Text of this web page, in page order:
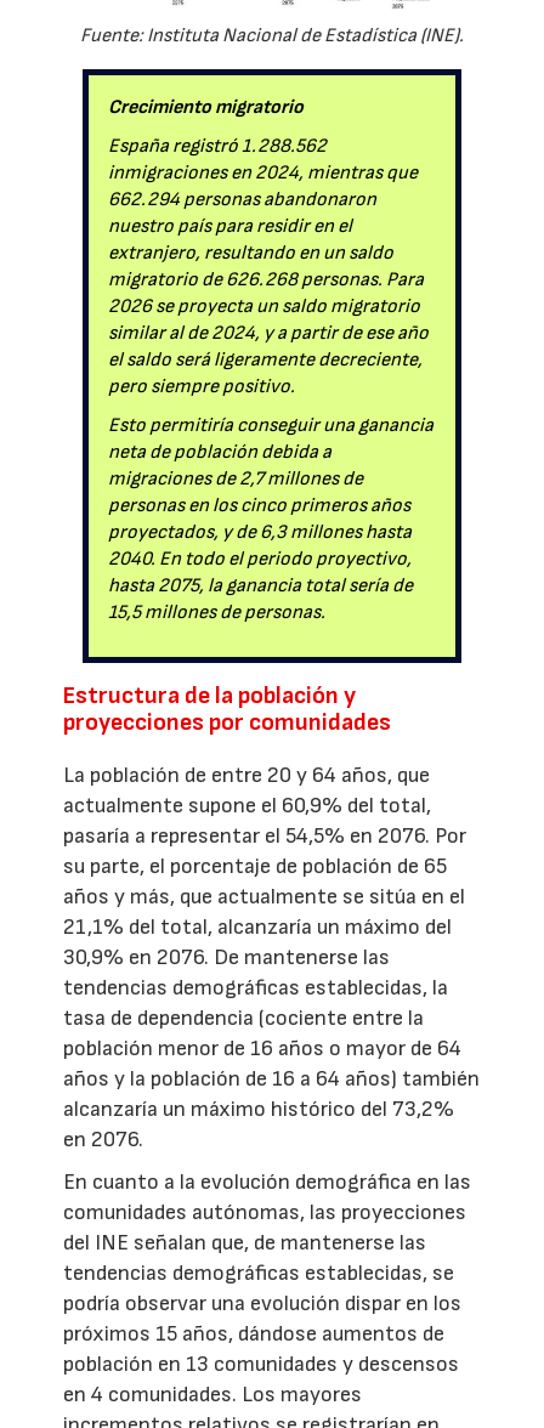
Fuente: Instituta Nacional de Estadística (INE).
Crecimiento migratorio
España registró 1.288.562
inmigraciones en 2024, mientras que
662.294 personas abandonaron
nuestro país para residir en el
extranjero, resultando en un saldo
migratorio de 626.268 personas. Para
2026 se proyecta un saldo migratorio
similar al de 2024, y a partir de ese año
el saldo será ligeramente decreciente,
pero siempre positivo.
Esto permitiría conseguir una ganancia
neta de población debida a
migraciones de 2,7 millones de
personas en los cinco primeros años
proyectados, y de 6,3 millones hasta
2040. En todo el periodo proyectivo,
hasta 2075, la ganancia total sería de
15,5 millones de personas.
Estructura de la población y
proyecciones por comunidades
La población de entre 20 y 64 años, que
actualmente supone el 60,9% del total,
pasaría a representar el 54,5% en 2076. Por
su parte, el porcentaje de población de 65
años y más, que actualmente se sitúa en el
21,1% del total, alcanzaría un máximo del
30,9% en 2076. De mantenerse las
tendencias demográficas establecidas, la
tasa de dependencia (cociente entre la
población menor de 16 años o mayor de 64
años y la población de 16 a 64 años) también
alcanzaría un máximo histórico del 73,2%
en 2076.
En cuanto a la evolución demográfica en las
comunidades autónomas, las proyecciones
del INE señalan que, de mantenerse las
tendencias demográficas establecidas, se
podría observar una evolución dispar en los
próximos 15 años, dándose aumentos de
población en 13 comunidades y descensos
en 4 comunidades. Los mayores